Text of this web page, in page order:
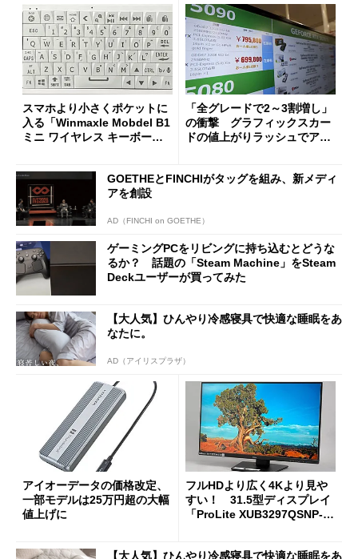
スマホより小さくポケットに
入る「Winmaxle Mobdel B1
ミニ ワイヤレス キーボー
「全グレードで2～3割増し」
の衝撃 グラフィックスカー
ドの値上がりラッシュでアキ
GOETHEとFINCHIがタッグを組み、新メディ
アを創設
AD（FINCHI on GOETHE）
ゲーミングPCをリビングに持ち込むとどうな
るか？ 話題の「Steam Machine」をSteam
Deckユーザーが買ってみた
【大人気】ひんやり冷感寝具で快適な睡眠をあ
なたに。
AD（アイリスプラザ）
アイオーデータの価格改定、
一部モデルは25万円超の大幅
値上げに
フルHDより広く4Kより見や
すい！ 31.5型ディスプレイ
「ProLite XUB3297QSNP-B
【大人気】ひんやり冷感寝具で快適な睡眠をあ